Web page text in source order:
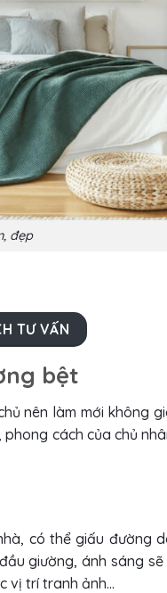
đẹp
TƯ VẤN
bệt
nên làm mới không
cách của chủ
có thể giấu đường
giường, ánh sáng
vị trí tranh ảnh…